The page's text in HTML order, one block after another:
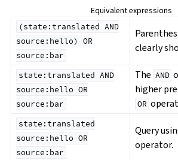
Equivalent expressions
(state:translated AND
source:hello)
OR
source:bar
clearly
state:translated AND
source:hello OR
source:bar
The AND
higher
OR
state:translated
source:hello OR
source:bar
Query
operator.